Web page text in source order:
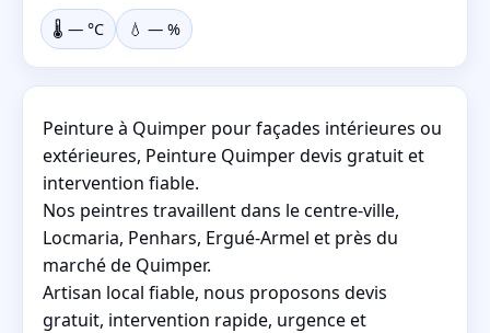
🌡️ — °C 💧 — %
Peinture à Quimper pour façades intérieures ou
extérieures, Peinture Quimper devis gratuit et
intervention fiable.
Nos peintres travaillent dans le centre-ville,
Locmaria, Penhars, Ergué-Armel et près du
marché de Quimper.
Artisan local fiable, nous proposons devis
gratuit, intervention rapide, urgence et